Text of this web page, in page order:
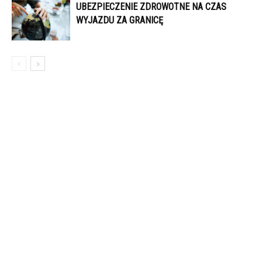
UBEZPIECZENIE ZDROWOTNE NA CZAS
WYJAZDU ZA GRANICĘ